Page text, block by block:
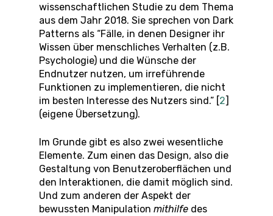
wissenschaftlichen Studie zu dem Thema
aus dem Jahr 2018. Sie sprechen von Dark
Patterns als “Fälle, in denen Designer ihr
Wissen über menschliches Verhalten (z.B.
Psychologie) und die Wünsche der
Endnutzer nutzen, um irreführende
Funktionen zu implementieren, die nicht
im besten Interesse des Nutzers sind.” [2]
(eigene Übersetzung).
Im Grunde gibt es also zwei wesentliche
Elemente. Zum einen das Design, also die
Gestaltung von Benutzeroberflächen und
den Interaktionen, die damit möglich sind.
Und zum anderen der Aspekt der
bewussten Manipulation mithilfe des